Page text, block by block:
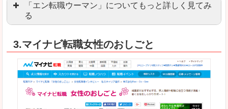
「エン転職ウーマン」についてもっと詳しく見てみ
る
良いところ
職種や勤務地など、すでに次のお仕事がイメージ
転職Q＆Aやノウハウが豊富なうえ、面接サポー
3.マイナビ転職女性のおしごと